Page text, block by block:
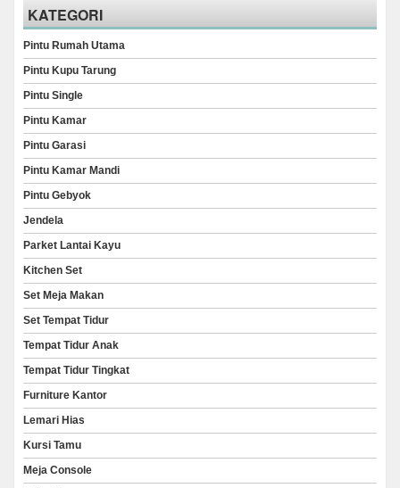
KATEGORI
Pintu Rumah Utama
Pintu Kupu Tarung
Pintu Single
Pintu Kamar
Pintu Garasi
Pintu Kamar Mandi
Pintu Gebyok
Jendela
Parket Lantai Kayu
Kitchen Set
Set Meja Makan
Set Tempat Tidur
Tempat Tidur Anak
Tempat Tidur Tingkat
Furniture Kantor
Lemari Hias
Kursi Tamu
Meja Console